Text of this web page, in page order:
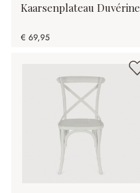
Kaarsenplateau Duvérine
€ 69,95